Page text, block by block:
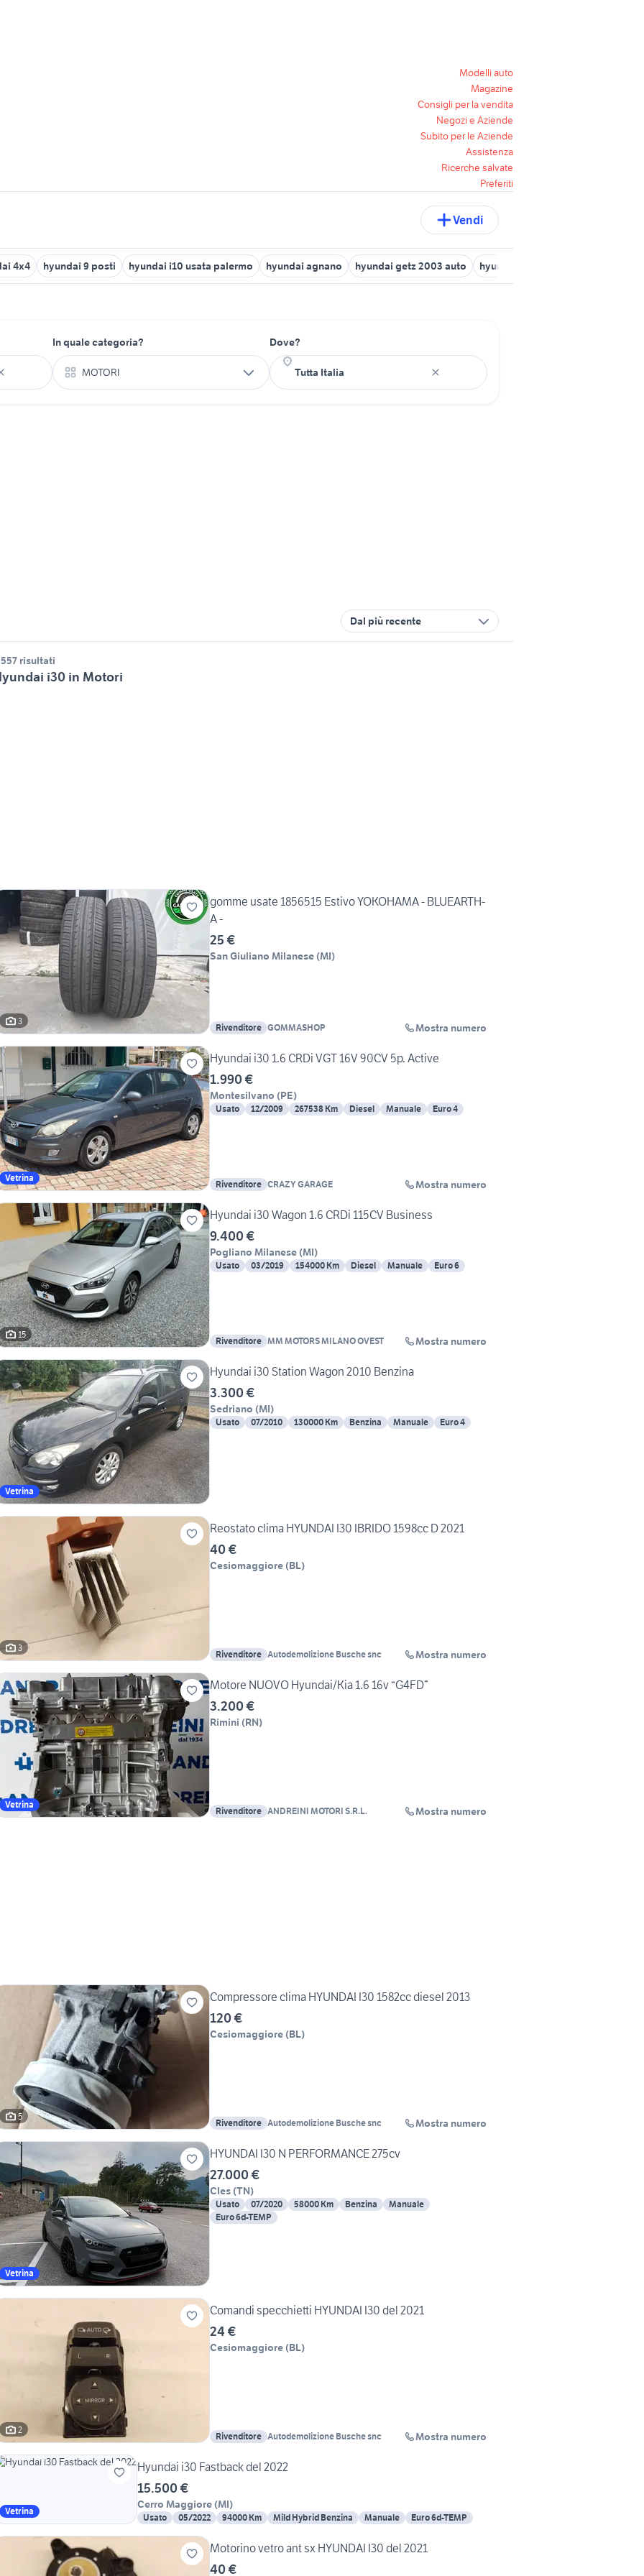
Modelli auto
Magazine
Consigli per la vendita
Negozi e Aziende
Subito per le Aziende
Assistenza
Ricerche salvate
Preferiti
Vendi
4x4 hyundai 9 posti hyundai i10 usata palermo hyundai agnano hyundai getz 2003 auto hyundai ix20 Emilia Romagna
In quale categoria?
MOTORI
Dove?
Dal più recente
risultati
i30 in Motori
3
gomme usate 1856515 Estivo YOKOHAMA - BLUEARTH-
A -
25 €
San Giuliano Milanese (MI)
Rivenditore GOMMASHOP Mostra numero
Vetrina
Hyundai i30 1.6 CRDi VGT 16V 90CV 5p. Active
1.990 €
Montesilvano (PE)
Usato 12/2009 267538 Km Diesel Manuale Euro 4
Rivenditore CRAZY GARAGE Mostra numero
15
Hyundai i30 Wagon 1.6 CRDi 115CV Business
9.400 €
Pogliano Milanese (MI)
Usato 03/2019 154000 Km Diesel Manuale Euro 6
Rivenditore MM MOTORS MILANO OVEST Mostra numero
Vetrina
Hyundai i30 Station Wagon 2010 Benzina
3.300 €
Sedriano (MI)
Usato 07/2010 130000 Km Benzina Manuale Euro 4
3
Reostato clima HYUNDAI I30 IBRIDO 1598cc D 2021
40 €
Cesiomaggiore (BL)
Rivenditore Autodemolizione Busche snc Mostra numero
Vetrina
Motore NUOVO Hyundai/Kia 1.6 16v “G4FD”
3.200 €
Rimini (RN)
Rivenditore ANDREINI MOTORI S.R.L. Mostra numero
5
Compressore clima HYUNDAI I30 1582cc diesel 2013
120 €
Cesiomaggiore (BL)
Rivenditore Autodemolizione Busche snc Mostra numero
Vetrina
HYUNDAI I30 N PERFORMANCE 275cv
27.000 €
Cles (TN)
Usato 07/2020 58000 Km Benzina
Manuale
Euro 6d-TEMP
2
Comandi specchietti HYUNDAI I30 del 2021
24 €
Cesiomaggiore (BL)
Rivenditore Autodemolizione Busche snc Mostra numero
Vetrina
Hyundai i30 Fastback del 2022
15.500 €
Cerro Maggiore (MI)
Usato 05/2022 94000 Km Mild Hybrid Benzina Manuale Euro 6d-TEMP
Motorino vetro ant sx HYUNDAI I30 del 2021
40 €